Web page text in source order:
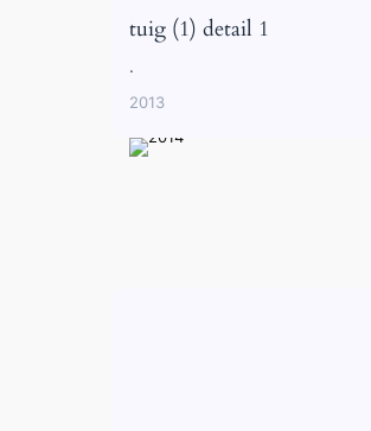
tuig (1) detail 1
.
2013